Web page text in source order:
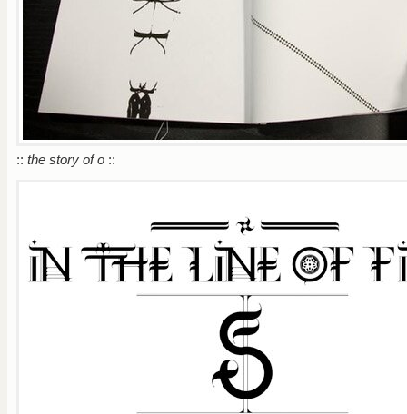
:: the story of o::